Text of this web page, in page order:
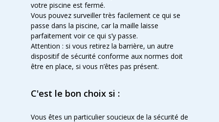
votre piscine est fermé.
Vous pouvez surveiller très facilement ce qui se
passe dans la piscine, car la maille laisse
parfaitement voir ce qui s’y passe.
Attention : si vous retirez la barrière, un autre
dispositif de sécurité conforme aux normes doit
être en place, si vous n’êtes pas présent.
C'est le bon choix si :
Vous êtes un particulier soucieux de la sécurité de